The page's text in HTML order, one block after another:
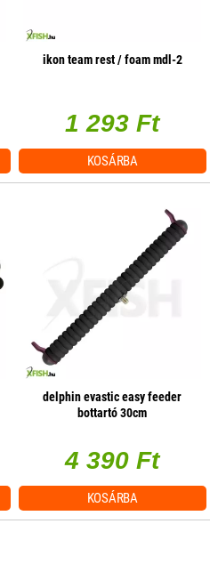
ikon team rest / foam mdl-2
1 293 Ft
KOSÁRBA
delphin evastic easy feeder
bottartó 30cm
4 390 Ft
KOSÁRBA